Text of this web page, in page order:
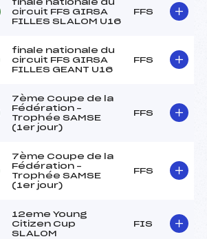
finale nationale du
circuit FFS GIRSA
FILLES SLALOM U16
FFS
finale nationale du
circuit FFS GIRSA
FILLES GEANT U16
FFS
7ème Coupe de la
Fédération –
Trophée SAMSE
(1er jour)
FFS
7ème Coupe de la
Fédération –
Trophée SAMSE
(1er jour)
FFS
12eme Young
Citizen Cup
SLALOM
FIS